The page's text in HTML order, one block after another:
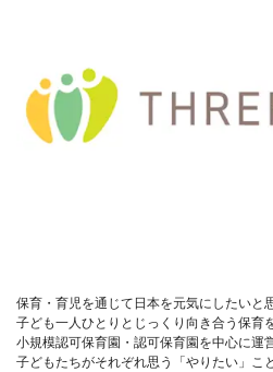
保育・育児を通じて日本を元気にしたいと
子ども一人ひとりとじっくり向き合う保育
小規模認可保育園・認可保育園を中心に運
子どもたちがそれぞれ思う「やりたい」こ